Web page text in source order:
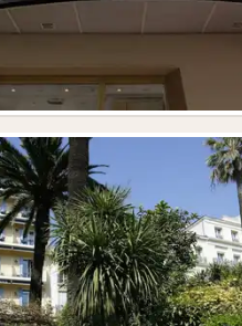
Vorheriges Bild